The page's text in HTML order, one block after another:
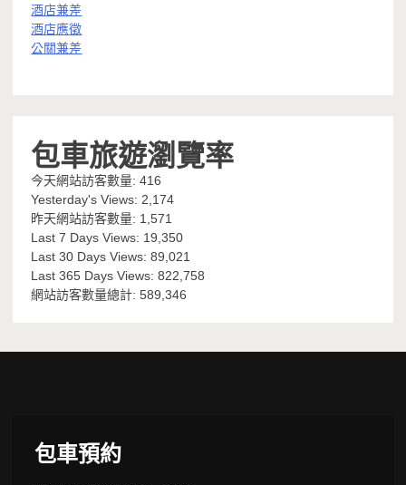
酒店兼差
酒店應徵
公關兼差
包車旅遊瀏覽率
今天網站訪客數量:416
Yesterday's Views: 2,174
昨天網站訪客數量: 1,571
Last 7 Days Views: 19,350
Last 30 Days Views:89,021
Last 365 Days Views:822,758
網站訪客數量總計:589,346
包車預約